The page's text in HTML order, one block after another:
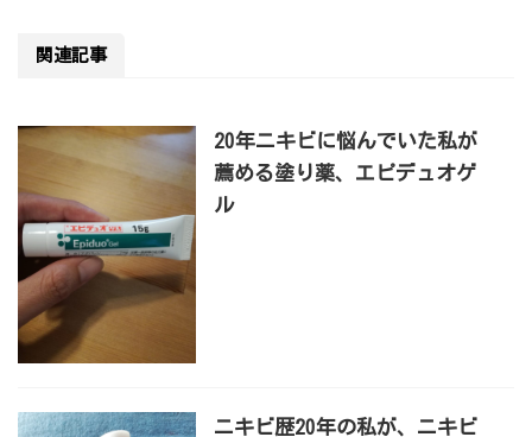
関連記事
20年ニキビに悩んでいた私が
薦める塗り薬、エピデュオゲ
ル
ニキビ歴20年の私が、ニキビ